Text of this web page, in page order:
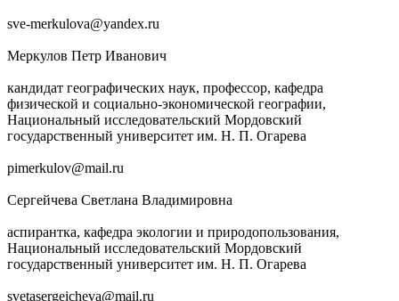
sve-merkulova@yandex.ru
Меркулов Петр Иванович
кандидат географических наук, профессор, кафедра
физической и социально-экономической географии,
Национальный исследовательский Мордовский
государственный университет им. Н. П. Огарева
pimerkulov@mail.ru
Сергейчева Светлана Владимировна
аспирантка, кафедра экологии и природопользования,
Национальный исследовательский Мордовский
государственный университет им. Н. П. Огарева
svetasergeicheva@mail.ru